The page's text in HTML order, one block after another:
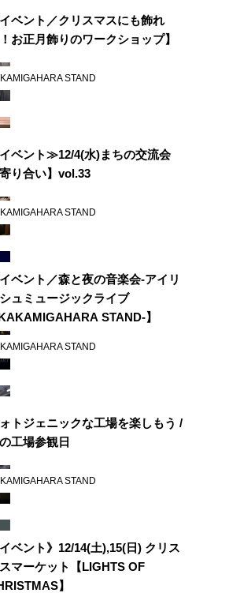
員会とは？
最新のイベント情報を発信中
STAND
イベント／クリスマスにも飾れ
お正月飾りのワークショップ】
STAND
ベント≫12/4(水)まちの交流会
寄り合い】vol.33
STAND
イベント／森と夜の音楽会-アイリ
ュミュージックライブ
STAND-】
STAND
トジェニックな工場を楽しもう /
工場参観日
イベント》12/14(土),15(日) クリス
マーケット【LIGHTS OF
】